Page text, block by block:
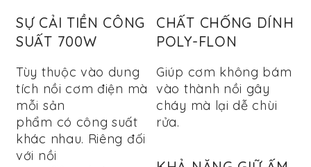
SỰ CẢI TIỀN CÔNG
SUẤT 700W
Tùy thuộc vào dung
tích nồi cơm điện mà
mỗi sản
phẩm có công suất
khác nhau. Riêng đối
với nồi
CHẤT CHỐNG DÍNH
POLY-FLON
Giúp cơm không bám
vào thành nồi gây
cháy mà lại dễ chùi
rửa.